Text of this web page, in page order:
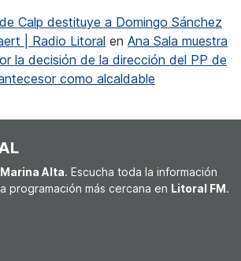
Calp destituye a Domingo Sánchez
| Radio Litoral en Ana Sala muestra
la decisión de la dirección del PP de
como alcaldable
Marina Alta. Escucha toda la información
programación más cercana en Litoral FM.